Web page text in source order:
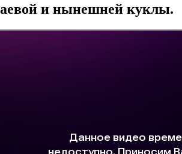
и нынешней куклы.